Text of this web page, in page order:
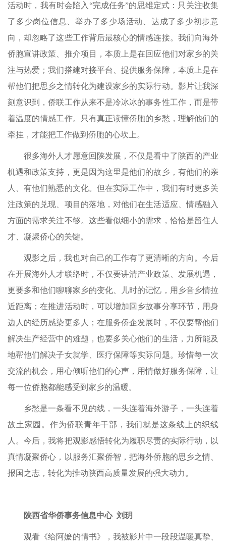
活动时，我有时会陷入“完成任务”的思维定式：只关注收集
了多少岗位信息、举办了多少场活动、达成了多少初步意
向，却忽略了这些工作背后最核心的情感连接。我们向海外
侨胞宣讲政策、推介项目，本质上是在回应他们对家乡的关
注与热爱；我们搭建对接平台、提供服务保障，本质上是在
帮他们把思乡之情转化为建设家乡的实际行动。影片让我深
刻意识到，侨联工作从来不是冷冰冰的事务性工作，而是带
着温度的情感工作。只有真正读懂侨胞的乡愁，理解他们的
牵挂，才能把工作做到侨胞的心坎上。
很多海外人才愿意回陕发展，不仅是看中了陕西的产业
机遇和政策支持，更是因为这里是他们的故乡，有他们的亲
人、有他们熟悉的文化。但在实际工作中，我们有时更多关
注政策的兑现、项目的落地，对他们在生活适应、情感融入
方面的需求关注不够。这些看似细小的需求，恰恰是留住人
才、凝聚侨心的关键。
观影之后，我也对自己的工作有了更清晰的方向。今后
在开展海外人才联络时，不仅要讲清产业政策、发展机遇，
更要多和他们聊聊家乡的变化、儿时的记忆，用乡音乡情拉
近距离；在推进活动时，可以增加回乡故事分享环节，用身
边人的经历感染更多人；在服务侨企发展时，不仅要帮他们
解决生产经营中的难题，也要多关心他们的生活，力所能及
地帮他们解决子女就学、医疗保障等实际问题。珍惜每一次
交流的机会，用心倾听他们的心声，用情做好服务保障，让
每一位侨胞都能感受到家乡的温暖。
乡愁是一条看不见的线，一头连着海外游子，一头连着
故土家园。作为侨联青年干部，我们就是这条线上的织线
人。今后，我将把观影感悟转化为履职尽责的实际行动，以
真情凝聚侨心，以服务汇聚侨智，把海外侨胞的思乡之情、
报国之志，转化为推动陕西高质量发展的强大动力。
陕西省华侨事务信息中心 刘玥
观看《给阿嬷的情书》，我被影片中一段段温暖真挚、